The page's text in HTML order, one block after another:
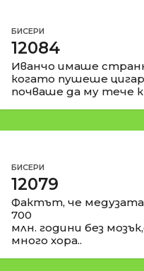
БИСЕРИ
12084
Иванчо имаше
когато пушеше
почваше да му тече
БИСЕРИ
12079
Фактът, че медузата
700
млн. години без
много хора..